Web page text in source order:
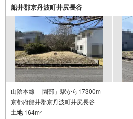
船井郡京丹波町井尻長谷
山陰本線 「園部」駅から17300m
京都府船井郡京丹波町井尻長谷
土地164m2